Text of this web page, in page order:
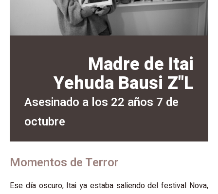
Madre de Itai
Yehuda Bausi Z"L
Asesinado a los 22 años 7 de
octubre
Momentos de Terror
Ese día oscuro, Itai ya estaba saliendo del festival Nova,